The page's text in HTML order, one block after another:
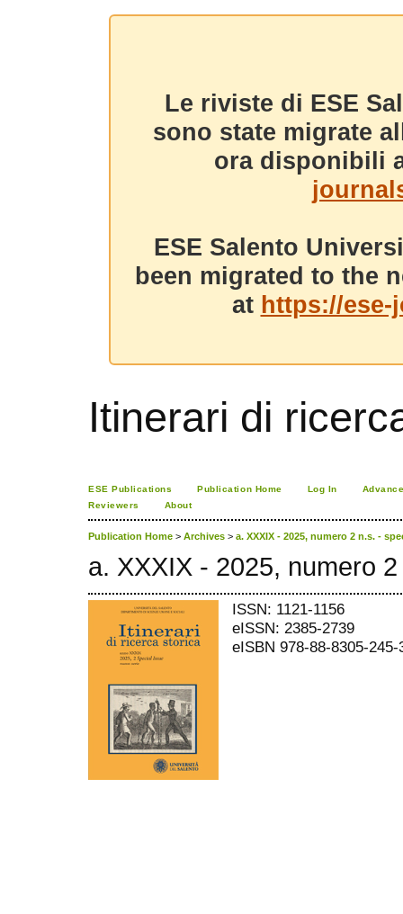
Le riviste di ESE
sono state migrate
ora disponibili
ESE Salento
been migrated to the
at https://
Itinerari di
ESE Publications Publication Home Log In
Reviewers
About
Publication Home > Archives > a. XXXIX - 2025, numero 2 n.s. -
a. XXXIX - 2025, numero
ISSN: 1121-1156
eISSN: 2385-2739
eISBN 978-88-8305-245-